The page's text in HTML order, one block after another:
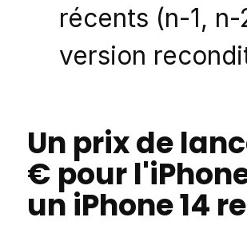
récents (n-1,
version
Un prix de
€ pour
un iPhone 14